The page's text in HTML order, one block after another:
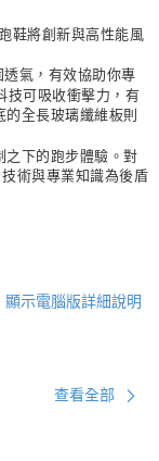
鞋將創新與高性能風
氣，有效協助你專
技可吸收衝擊力，有
全長玻璃纖維板則
之下的跑步體驗。對
術與專業知識為後盾
顯示電腦版詳細說明
查看全部